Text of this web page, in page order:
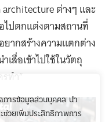
การข้อมูลส่วนบุคคล นำ
ช่วยเพิ่มประสิทธิภาพการ
architecture ต่างๆ และ
ไปตกแต่งตามสถานที่
ากสร้างความแตกต่าง
เสื่อเข้าไปใช้ในวัตถุ
ทำ”